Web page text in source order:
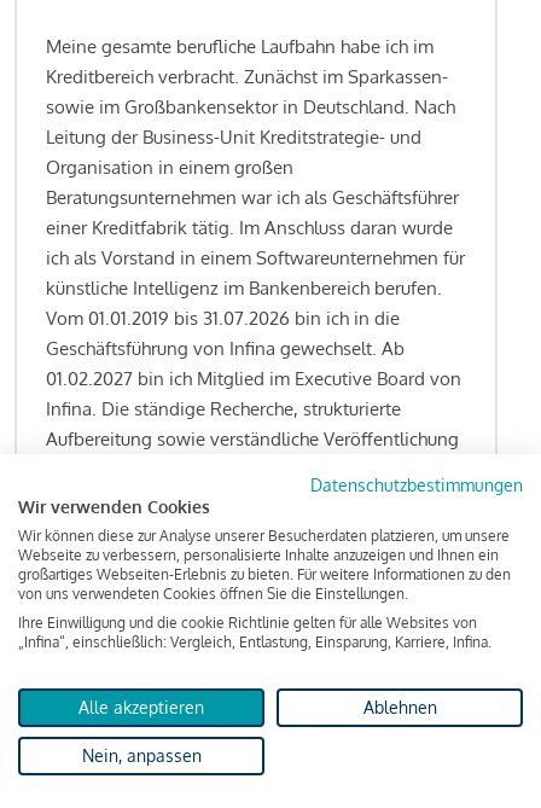
Meine gesamte berufliche Laufbahn habe ich im
Kreditbereich verbracht. Zunächst im Sparkassen-
sowie im Großbankensektor in Deutschland. Nach
Leitung der Business-Unit Kreditstrategie- und
Organisation in einem großen
Beratungsunternehmen war ich als Geschäftsführer
einer Kreditfabrik tätig. Im Anschluss daran wurde
ich als Vorstand in einem Softwareunternehmen für
künstliche Intelligenz im Bankenbereich berufen.
Vom 01.01.2019 bis 31.07.2026 bin ich in die
Geschäftsführung von Infina gewechselt. Ab
01.02.2027 bin ich Mitglied im Executive Board von
Infina. Die ständige Recherche, strukturierte
Aufbereitung sowie verständliche Veröffentlichung
Kreditgeschäft gehören zu den wesentlichen
Schwerpunktsetzungen meiner Funktion.
Lesen Sie meine Finanzierungs-Tipps
KreditindexDas Wohnkredit Barometer
Datenschutzbestimmungen
Wir verwenden Cookies
Wir können diese zur Analyse unserer Besucherdaten platzieren, um unsere
Webseite zu verbessern, personalisierte Inhalte anzuzeigen und Ihnen ein
großartiges Webseiten-Erlebnis zu bieten. Für weitere Informationen zu den
von uns verwendeten Cookies öffnen Sie die Einstellungen.
Ihre Einwilligung und die cookie Richtlinie gelten für alle Websites von
„Infina“, einschließlich: Vergleich, Entlastung, Einsparung, Karriere, Infina.
Alle akzeptieren Ablehnen
Nein, anpassen